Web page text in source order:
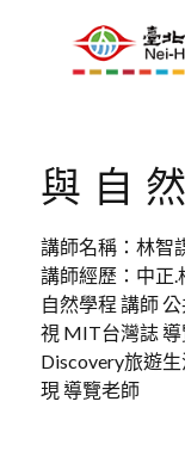
與自
講師名稱：林智
講師經歷：中正.
自然學程 講師
視 MIT台灣誌
Discovery旅遊
現 導覽老師